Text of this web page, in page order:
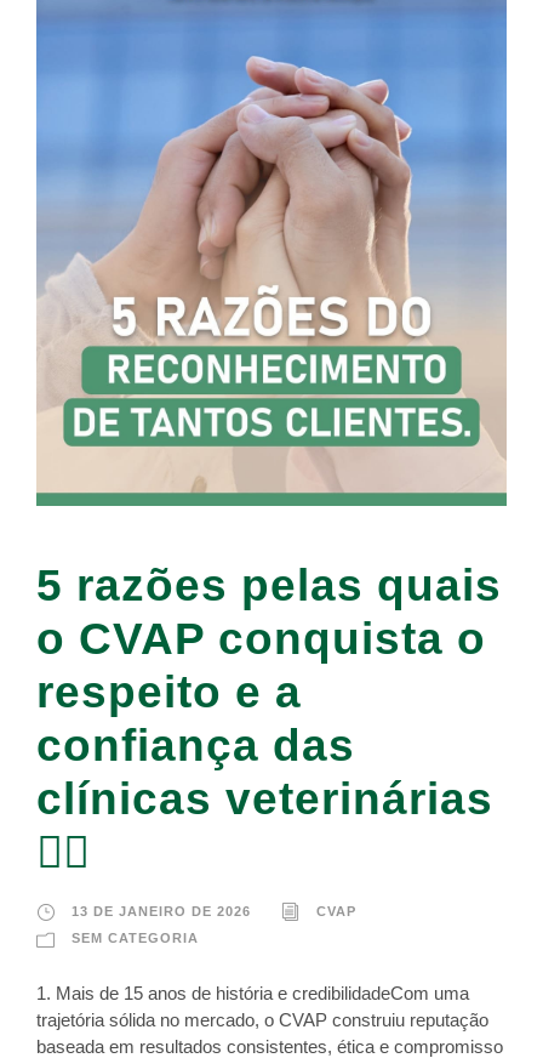
5 razões pelas quais
o CVAP conquista o
respeito e a
confiança das
clínicas veterinárias
👇🏻
13 DE JANEIRO DE 2026
CVAP
SEM CATEGORIA
1. Mais de 15 anos de história e credibilidadeCom uma
trajetória sólida no mercado, o CVAP construiu reputação
baseada em resultados consistentes, ética e compromisso